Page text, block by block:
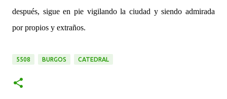
después, sigue en pie vigilando la ciudad y siendo admirada
por propios y extraños.
5508 BURGOS CATEDRAL